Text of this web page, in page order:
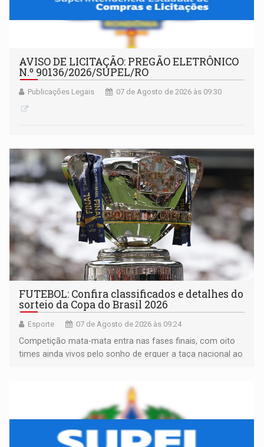
AVISO DE LICITAÇÃO: PREGÃO ELETRÔNICO
N.º 90136/2026/SUPEL/RO
Publicações Legais 07 de Agosto de 2026 às 09:30
FUTEBOL: Confira classificados e detalhes do
sorteio da Copa do Brasil 2026
Esporte 07 de Agosto de 2026 às 09:24
Competição mata-mata entra nas fases finais, com oito
times ainda vivos pelo sonho de erguer a taça nacional ao